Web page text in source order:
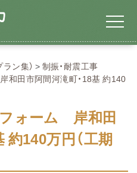
ン集）
制振・耐震工事
田市阿間河滝町・18基 約140
ォーム 岸和田
約140万円（工期